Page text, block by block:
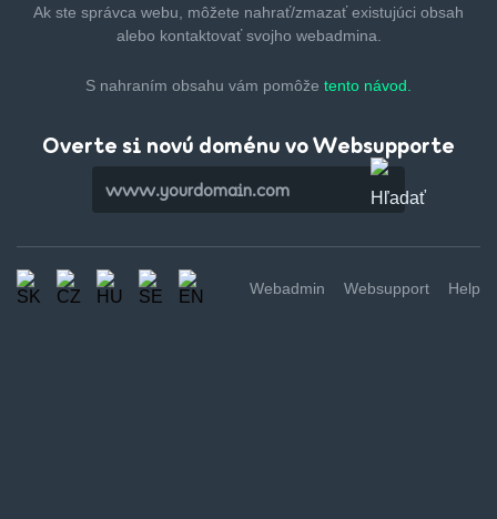
Ak ste správca webu, môžete nahrať/zmazaťexistujúci obsah
alebo kontaktovať svojho webadmina.
S nahraním obsahu vám pomôže tento návod.
Overte si novú doménu vo Websupporte
Webadmin Websupport Help